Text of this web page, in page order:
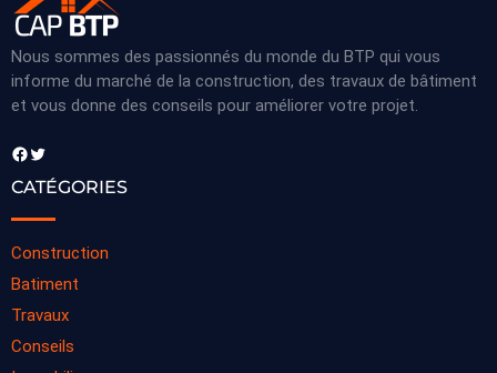
Nous sommes des passionnés du monde du BTP qui vous
informe du marché de la construction, des travaux de bâtiment
et vous donne des conseils pour améliorer votre projet.
Facebook Twitter
CATÉGORIES
Construction
Batiment
Travaux
Conseils